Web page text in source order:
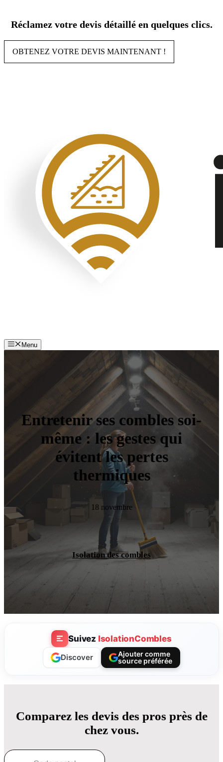
contenu
Réclamez votre devis détaillé en quelques clics.
OBTENEZ VOTRE DEVIS MAINTENANT !
Menu
Entretenir ses combles soi-
même : les gestes qui
évitent les pertes
thermiques
18 novembre
Isolation des combles
Suivez IsolationCombles
Discover
Ajouter comme
source préférée
Comparez les devis des pros près de
chez vous.